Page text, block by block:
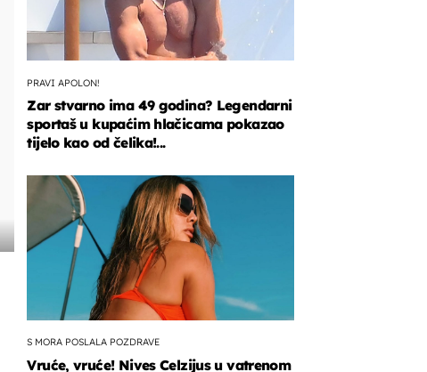
PRAVI APOLON!
Zar stvarno ima 49 godina? Legendarni
sportaš u kupaćim hlačicama pokazao
tijelo kao od čelika!...
S MORA POSLALA POZDRAVE
Vruće, vruće! Nives Celzijus u vatrenom